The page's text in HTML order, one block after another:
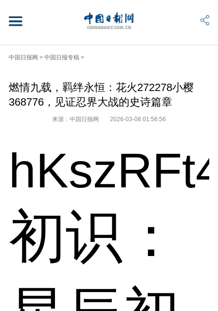
中国日报网 > 中国日报专稿 >
燃情九载，羁绊永恒：花火272278小樱
368776，见证忍界大战的史诗篇章
来源：中国日报网 2026-03-08 01:56:56
初识：